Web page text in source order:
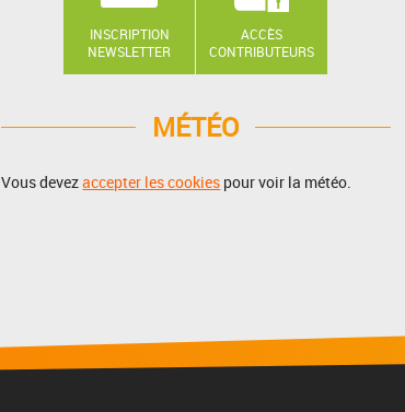
INSCRIPTION
NEWSLETTER
ACCÈS
CONTRIBUTEURS
MÉTÉO
Vous devezaccepter les cookies pour voir la météo.